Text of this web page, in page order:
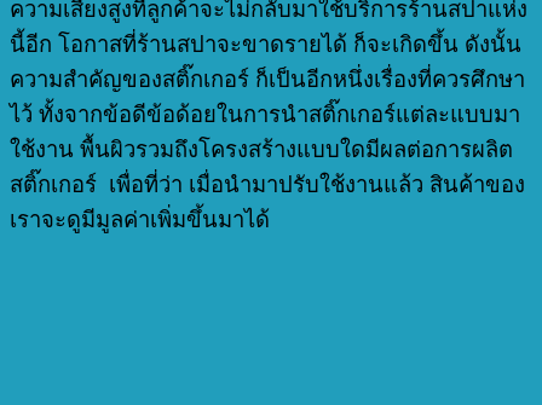
ความเสี่ยงสูงที่ลูกค้าจะไม่กลับมาใช้บริการร้านสปาแห่ง
นี้อีก โอกาสที่ร้านสปาจะขาดรายได้ ก็จะเกิดขึ้น ดังนั้น
ความสำคัญของสติ๊กเกอร์ ก็เป็นอีกหนึ่งเรื่องที่ควรศึกษา
ไว้ ทั้งจากข้อดีข้อด้อยในการนำสติ๊กเกอร์แต่ละแบบมา
ใช้งาน พื้นผิวรวมถึงโครงสร้างแบบใดมีผลต่อการผลิต
สติ๊กเกอร์ เพื่อที่ว่า เมื่อนำมาปรับใช้งานแล้ว สินค้าของ
เราจะดูมีมูลค่าเพิ่มขึ้นมาได้